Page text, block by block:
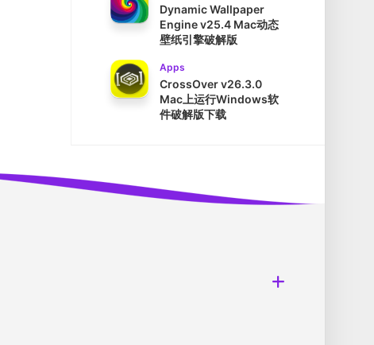
Dynamic Wallpaper
Engine v25.4 Mac动态
壁纸引擎破解版
Apps
CrossOver v26.3.0
Mac上运行Windows软
件破解版下载